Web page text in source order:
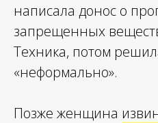
написала донос о
запрещенных
Техника, потом
«неформально».
Позже женщина